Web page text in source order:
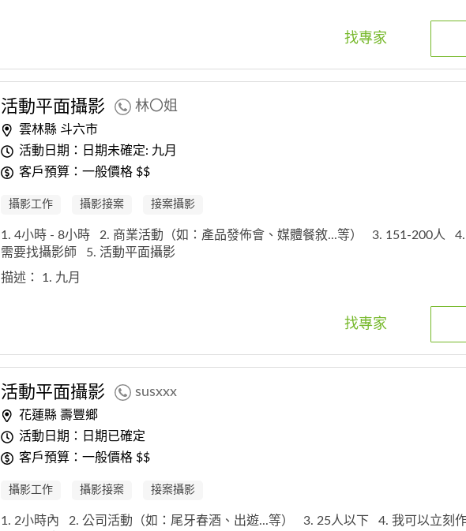
找專家
活動平面攝影 林〇姐
雲林縣 斗六市
活動日期：日期未確定: 九月
客戶預算：一般價格 $$
攝影工作 攝影接案 接案攝影
1. 4小時 - 8小時 2. 商業活動（如：產品發佈會、媒體餐敘...等） 3. 151-200人
需要找攝影師
5. 活動平面攝影
描述： 1. 九月
找專家
活動平面攝影 susxxx
花蓮縣 壽豐鄉
活動日期：日期已確定
客戶預算：一般價格 $$
攝影工作 攝影接案 接案攝影
1. 2小時內 2. 公司活動（如：尾牙春酒、出遊...等） 3. 25人以下 4. 我可以立刻